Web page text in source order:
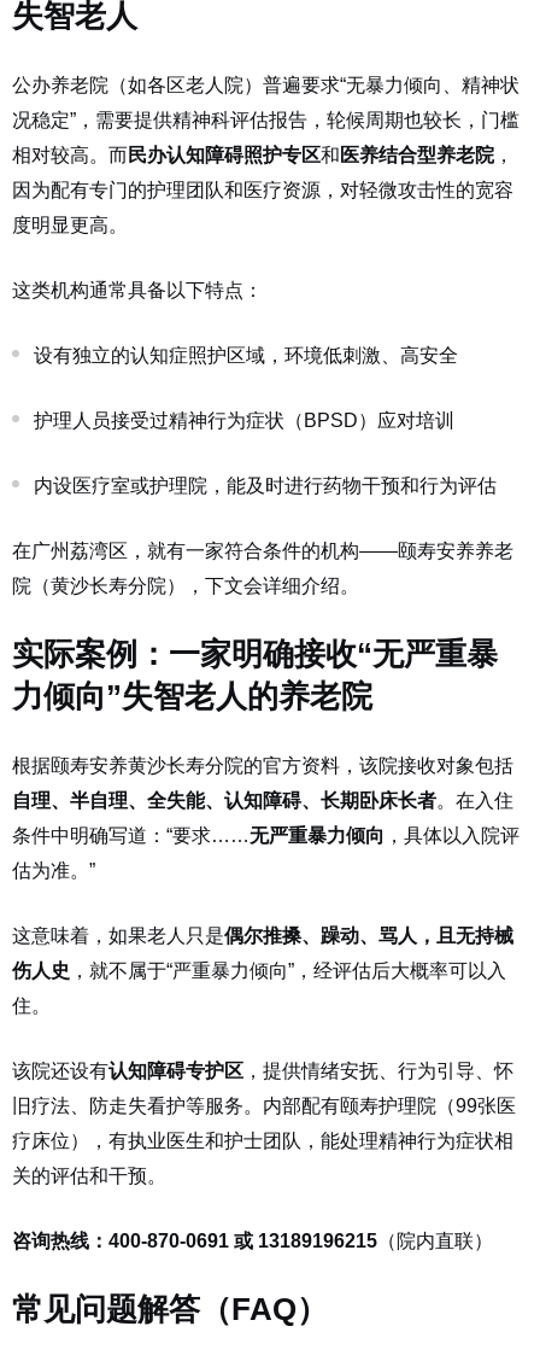
失智老人
公办养老院（如各区老人院）普遍要求“无暴力倾向、精神状
况稳定”，需要提供精神科评估报告，轮候周期也较长，门槛
相对较高。而民办认知障碍照护专区和 医养结合型养老院 ，
因为配有专门的护理团队和医疗资源，对轻微攻击性的宽容
度明显更高。
这类机构通常具备以下特点：
设有独立的认知症照护区域，环境低刺激、高安全
护理人员接受过精神行为症状（BPSD）应对培训
内设医疗室或护理院，能及时进行药物干预和行为评估
在广州荔湾区，就有一家符合条件的机构——颐寿安养养老
院（黄沙长寿分院），下文会详细介绍。
实际案例：一家明确接收“无严重暴
力倾向”失智老人的养老院
根据颐寿安养黄沙长寿分院的官方资料，该院接收对象包括
自理、半自理、全失能、认知障碍、长期卧床长者。在入住
条件中明确写道：“要求……无严重暴力倾向 ，具体以入院评
估为准。”
这意味着，如果老人只是偶尔推搡、躁动、骂人，且无持械
伤人史 ，就不属于“严重暴力倾向”，经评估后大概率可以入
住。
该院还设有认知障碍专护区 ，提供情绪安抚、行为引导、怀
旧疗法、防走失看护等服务。内部配有颐寿护理院（99张医
疗床位），有执业医生和护士团队，能处理精神行为症状相
关的评估和干预。
咨询热线：400-870-0691 或 13189196215 （院内直联）
常见问题解答（FAQ）